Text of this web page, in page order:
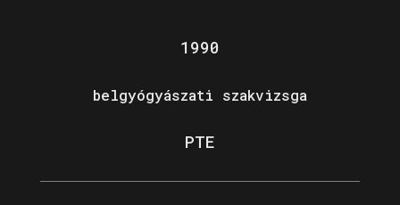
1990
belgyógyászati szakvizsga
PTE